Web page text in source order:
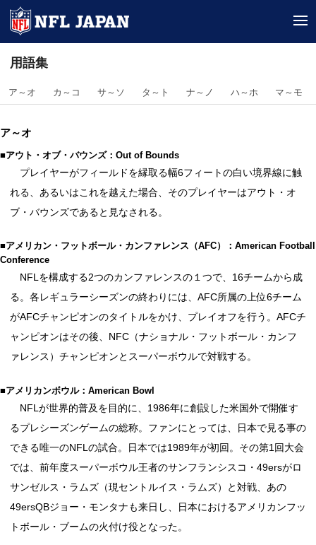
用語集
ア～オ カ～コ サ～ソ タ～ト ナ～ノ ハ～ホ マ～モ
ア～オ
■アウト・オブ・バウンズ：Out of Bounds
プレイヤーがフィールドを縁取る幅6フィートの白い境界線に触
れる、あるいはこれを越えた場合、そのプレイヤーはアウト・オ
ブ・バウンズであると見なされる。
■アメリカン・フットボール・カンファレンス（AFC）：American Football
Conference
NFLを構成する2つのカンファレンスの１つで、16チームから成
る。各レギュラーシーズンの終わりには、AFC所属の上位6チーム
がAFCチャンピオンのタイトルをかけ、プレイオフを行う。AFCチ
ャンピオンはその後、NFC（ナショナル・フットボール・カンフ
ァレンス）チャンピオンとスーパーボウルで対戦する。
■アメリカンボウル：American Bowl
NFLが世界的普及を目的に、1986年に創設した米国外で開催す
るプレシーズンゲームの総称。ファンにとっては、日本で見る事の
できる唯一のNFLの試合。日本では1989年が初回。その第1回大会
では、前年度スーパーボウル王者のサンフランシスコ・49ersがロ
サンゼルス・ラムズ（現セントルイス・ラムズ）と対戦、あの
49ersQBジョー・モンタナも来日し、日本におけるアメリカンフッ
トボール・ブームの火付け役となった。